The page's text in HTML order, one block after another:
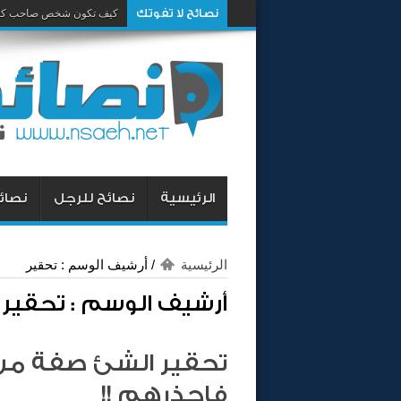
نصائح لا تفوتك كيف تكون شخص صاحب
الرئيسية نصائح للرجل
الرئيسية / أرشيف الوسم : تحقير
أرشيف الوسم : تحقير
تحقير الشئ صفة
فإحذرهم !!